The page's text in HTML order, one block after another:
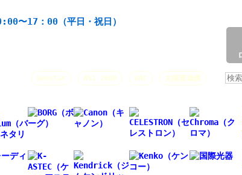
〜17：00（平日・祝日）
Seestar ASI 2600 HAC 太陽望遠鏡